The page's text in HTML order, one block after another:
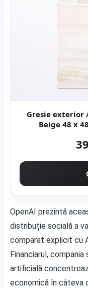
Gresie
OpenAI prezintă
distribuție socială a
comparat explicit cu
Financiarul, compania
artificială
economică în câteva